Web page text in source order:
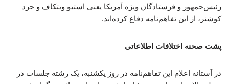
رئیس‌جمهور و فرستادگان ویژه آمریکا یعنی استیو ویتکاف و جرد
کوشنر، از این تفاهم‌نامه دفاع کرده‌اند.
پشت صحنه اختلافات اطلاعاتی
در آستانه اعلام این تفاهم‌نامه در روز یکشنبه، یک رشته جلسات در